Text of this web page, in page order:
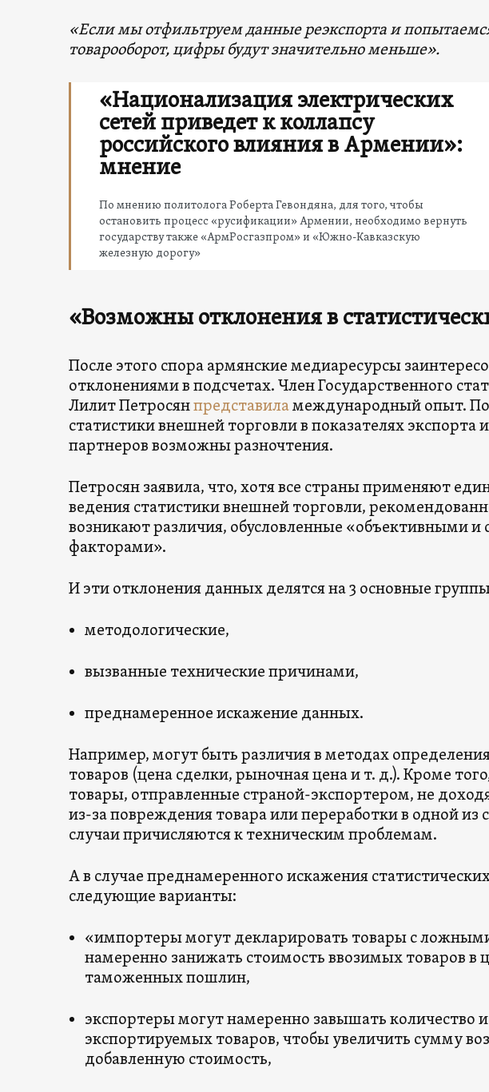
«Если мы отфильтруем данные реэкспорта и
товарооборот, цифры будут значительно меньше».
«Национализация электрических
сетей приведет к коллапсу
российского влияния в Армении»:
мнение
По мнению политолога Роберта Гевондяна, для того, чтобы
остановить процесс «русификации» Армении, необходимо вернуть
государству также «АрмРосгазпром» и «Южно-Кавказскую
железную дорогу»
«Возможны отклонения в
После этого спора армянские медиаресурсы
отклонениями в подсчетах. Член Государственного
Лилит Петросянпредставиламеждународный опыт. По
статистики внешней торговли в показателях экспорта
партнеров возможны разночтения.
Петросян заявила, что, хотя все страны применяют
ведения статистики внешней торговли,
возникают различия, обусловленные «объективными
факторами».
И эти отклонения данных делятся на 3 основные
методологические,
вызванные технические причинами,
преднамеренное искажение данных.
Например, могут быть различия в методах
товаров (цена сделки, рыночная цена и т. д.). Кроме
товары, отправленные страной-экспортером, не
из-за повреждения товара или переработки в одной из
случаи причисляются к техническим проблемам.
А в случае преднамеренного искажения
следующие варианты:
«импортеры могут декларировать товары с
намеренно занижать стоимость ввозимых товаров в
таможенных пошлин,
экспортеры могут намеренно завышать количество
экспортируемых товаров, чтобы увеличить сумму
добавленную стоимость,